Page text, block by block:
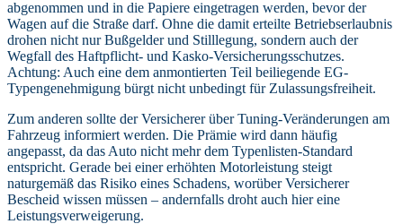
abgenommen und in die Papiere eingetragen werden, bevor der
Wagen auf die Straße darf. Ohne die damit erteilte Betriebserlaubnis
drohen nicht nur Bußgelder und Stilllegung, sondern auch der
Wegfall des Haftpflicht- und Kasko-Versicherungsschutzes.
Achtung: Auch eine dem anmontierten Teil beiliegende EG-
Typengenehmigung bürgt nicht unbedingt für Zulassungsfreiheit.
Zum anderen sollte der Versicherer über Tuning-Veränderungen am
Fahrzeug informiert werden. Die Prämie wird dann häufig
angepasst, da das Auto nicht mehr dem Typenlisten-Standard
entspricht. Gerade bei einer erhöhten Motorleistung steigt
naturgemäß das Risiko eines Schadens, worüber Versicherer
Bescheid wissen müssen – andernfalls droht auch hier eine
Leistungsverweigerung.